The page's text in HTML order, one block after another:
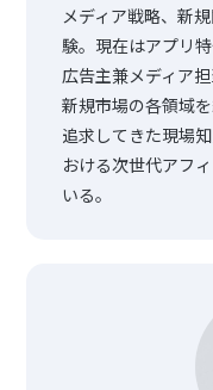
メディア戦略、新
験。現在はアプリ
広告主兼メディア
新規市場の各領域
追求してきた現場
おける次世代アフ
いる。